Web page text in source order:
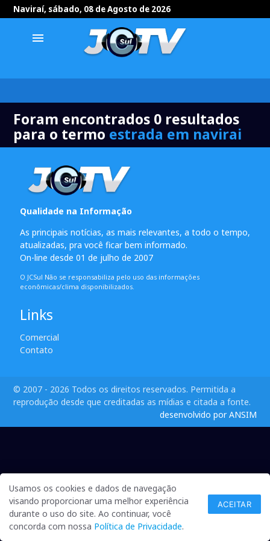
Naviraí, sábado, 08 de Agosto de 2026
menu
Foram encontrados 0 resultados
para o termo estrada em navirai
Qualidade na Informação
As principais notícias, as mais relevantes, a todo o tempo,
atualizadas, pra você ficar bem informado.
On-line desde 01 de julho de 2007
O JCSul Não se responsabiliza pelo uso das informações
econômicas/clima disponibilizados.
Links
Comercial
Contato
© 2007 - 2026 Todos os direitos reservados. Permitida a
reprodução desde que creditadas as mídias e citada a fonte.
desenvolvido por ANSIM
Usamos os cookies e dados de navegação
visando proporcionar uma melhor experiência
durante o uso do site. Ao continuar, você
concorda com nossa Política de Privacidade.
ACEITAR